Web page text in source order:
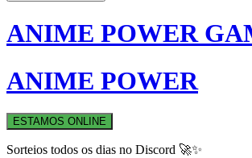
ANIME POWER
ANIME POWER
ESTAMOS ONLINE
Sorteios todos os dias no Discord 🚀✨